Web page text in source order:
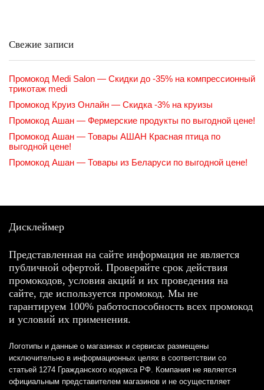
Свежие записи
Промокод Medi Salon — Скидки до -35% на компрессионный
трикотаж medi
Промокод Круиз Онлайн — Скидка -3% на круизы
Промокод Ашан — Фермерские продукты по выгодной цене!
Промокод Ашан — Товары АШАН Красная птица по
выгодной цене!
Промокод Ашан — Товары из Беларуси по выгодной цене!
Дисклеймер
Представленная на сайте информация не является
публичной офертой. Проверяйте срок действия
промокодов, условия акций и их проведения на
сайте, где используется промокод. Мы не
гарантируем 100% работоспособность всех промокод
и условий их применения.
Логотипы и данные о магазинах и сервисах размещены
исключительно в информационных целях в соответствии со
статьей 1274 Гражданского кодекса РФ. Компания не является
официальным представителем магазинов и не осуществляет